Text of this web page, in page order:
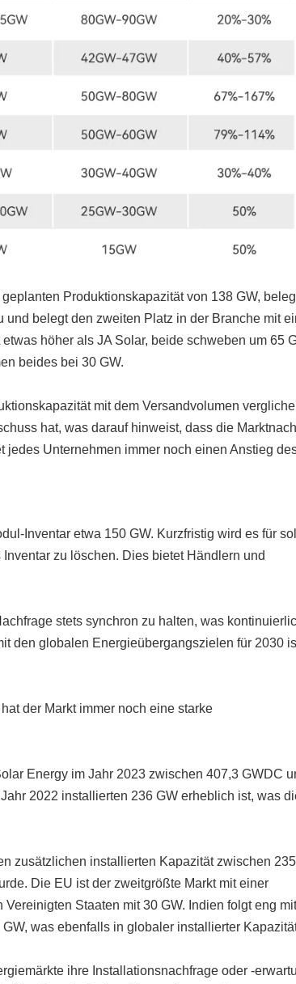
Produktionskapazität von 138 GW,
belegt den zweiten Platz in der Branche mit
höher als JA Solar, beide schweben um 65
beides bei 30 GW.
mit dem Versandvolumen
hat, was darauf hinweist, dass die
jedes Unternehmen immer noch einen Anstieg
Inventar etwa 150 GW. Kurzfristig wird es für
zu löschen. Dies bietet Händlern und
stets synchron zu halten, was
den globalen Energieübergangszielen für 2030
der Markt immer noch eine starke
Energy im Jahr 2023 zwischen 407,3 GWDC
2022 installierten 236 GW erheblich ist, was
zusätzlichen installierten Kapazität zwischen
Die EU ist der zweitgrößte Markt mit einer
Staaten mit 30 GW. Indien folgt eng
was ebenfalls in globaler installierter
ihre Installationsnachfrage oder -